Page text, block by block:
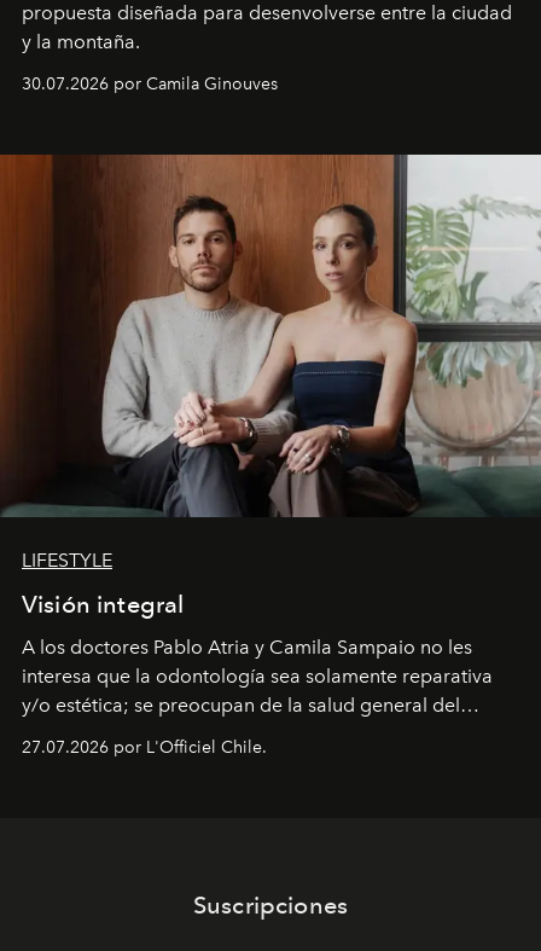
propuesta diseñada para desenvolverse entre la ciudad
y la montaña.
30.07.2026 por Camila Ginouves
LIFESTYLE
Visión integral
A los doctores Pablo Atria y Camila Sampaio no les
interesa que la odontología sea solamente reparativa
y/o estética; se preocupan de la salud general del
paciente y entienden la prevención como una arista
intransable.
27.07.2026 por L'Officiel Chile.
Suscripciones